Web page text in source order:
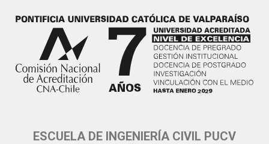
ESCUELA DE INGENIERÍA CIVIL PUCV